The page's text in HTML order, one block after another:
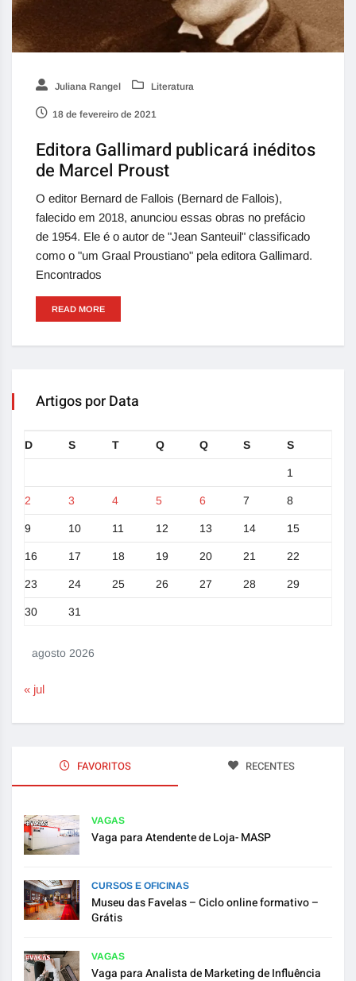
Juliana Rangel Literatura
18 de fevereiro de 2021
Editora Gallimard publicará inéditos
de Marcel Proust
O editor Bernard de Fallois (Bernard de Fallois),
falecido em 2018, anunciou essas obras no prefácio
de 1954. Ele é o autor de "Jean Santeuil" classificado
como o "um Graal Proustiano" pela editora Gallimard.
Encontrados
READ MORE
Artigos por Data
agosto 2026
D S T Q Q S S
1
2 3 4 5 6 7 8
9 10 11 12 13 14 15
16 17 18 19 20 21 22
23 24 25 26 27 28 29
30 31
« jul
FAVORITOS RECENTES
VAGAS
Vaga para Atendente de Loja- MASP
CURSOS E OFICINAS
Museu das Favelas – Ciclo online formativo –
Grátis
VAGAS
Vaga para Analista de Marketing de Influência